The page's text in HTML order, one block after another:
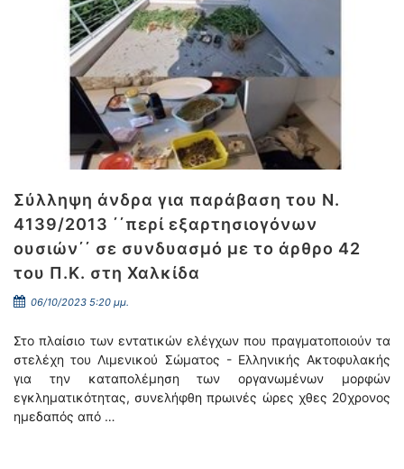
Σύλληψη άνδρα για παράβαση του Ν.
4139/2013 ΄΄περί εξαρτησιογόνων
ουσιών΄΄ σε συνδυασμό με το άρθρο 42
του Π.Κ. στη Χαλκίδα
06/10/2023 5:20 μμ.
Στο πλαίσιο των εντατικών ελέγχων που πραγματοποιούν τα
στελέχη του Λιμενικού Σώματος - Ελληνικής Ακτοφυλακής
για την καταπολέμηση των οργανωμένων μορφών
εγκληματικότητας, συνελήφθη πρωινές ώρες χθες 20χρονος
ημεδαπός από …